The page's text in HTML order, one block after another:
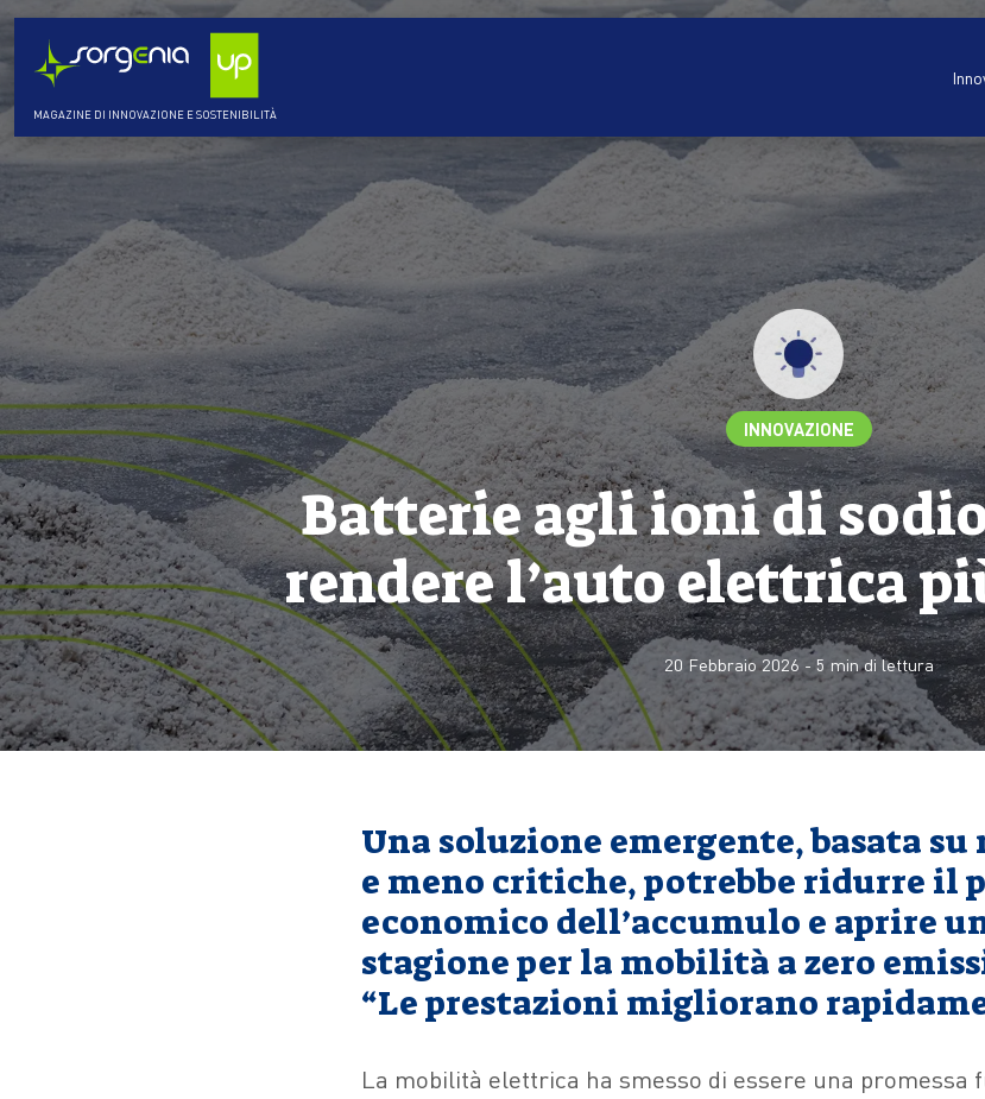
MAGAZINE DI INNOVAZIONE E SOSTENIBILITÀ
INNOVAZIONE
Batterie agli ioni di
rendere l’auto elettrica
20 Febbraio 2026 - 5 min di lettura
Una soluzione emergente, basata
e meno critiche, potrebbe ridurre il
economico dell’accumulo e aprire
stagione per la mobilità a zero
“Le prestazioni migliorano
La mobilità elettrica ha smesso di essere una promessa